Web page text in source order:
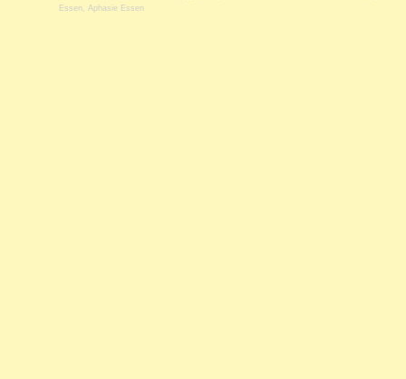
Essen , Aphasie Essen